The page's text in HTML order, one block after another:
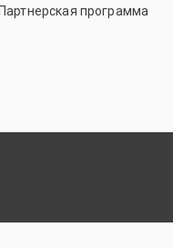
Партнерская программа